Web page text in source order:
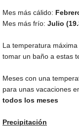
Mes más cálido:
Mes más frío: Julio (
La temperatura
tomar un baño a estas
Meses con una
para unas vacaciones
todos los meses
Precipitación